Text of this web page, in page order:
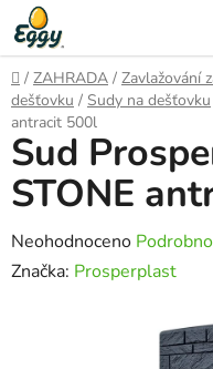
Přejít
na
obsah
Domů
/ ZAHRADA / Zavlažování
dešťovku / Sudy na dešťovku
antracit 500l
Sud
STONE
Průměrné
hodnocení
Neohodnoceno
Značka: Prosperplast